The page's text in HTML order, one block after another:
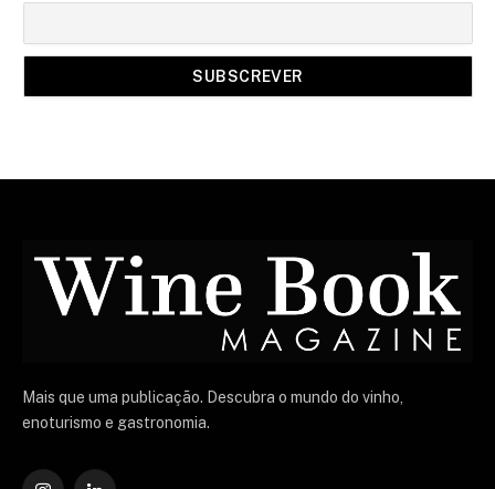
Mais que uma publicação. Descubra o mundo do vinho,
enoturismo e gastronomia.